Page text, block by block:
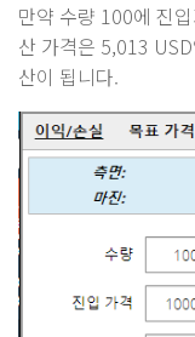
만약 수량 100에 진
산 가격은 5,013
산이 됩니다.